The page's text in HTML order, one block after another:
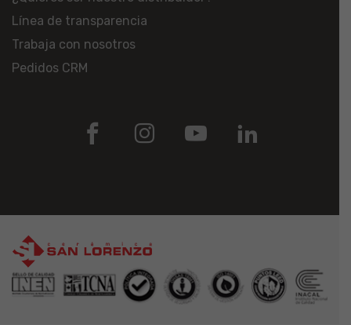
Línea de transparencia
Trabaja con nosotros
Pedidos CRM